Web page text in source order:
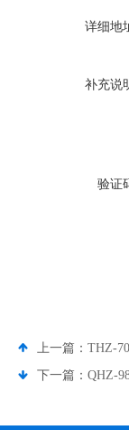
详细地
补充说
验证
上一篇： THZ-
下一篇： QHZ-